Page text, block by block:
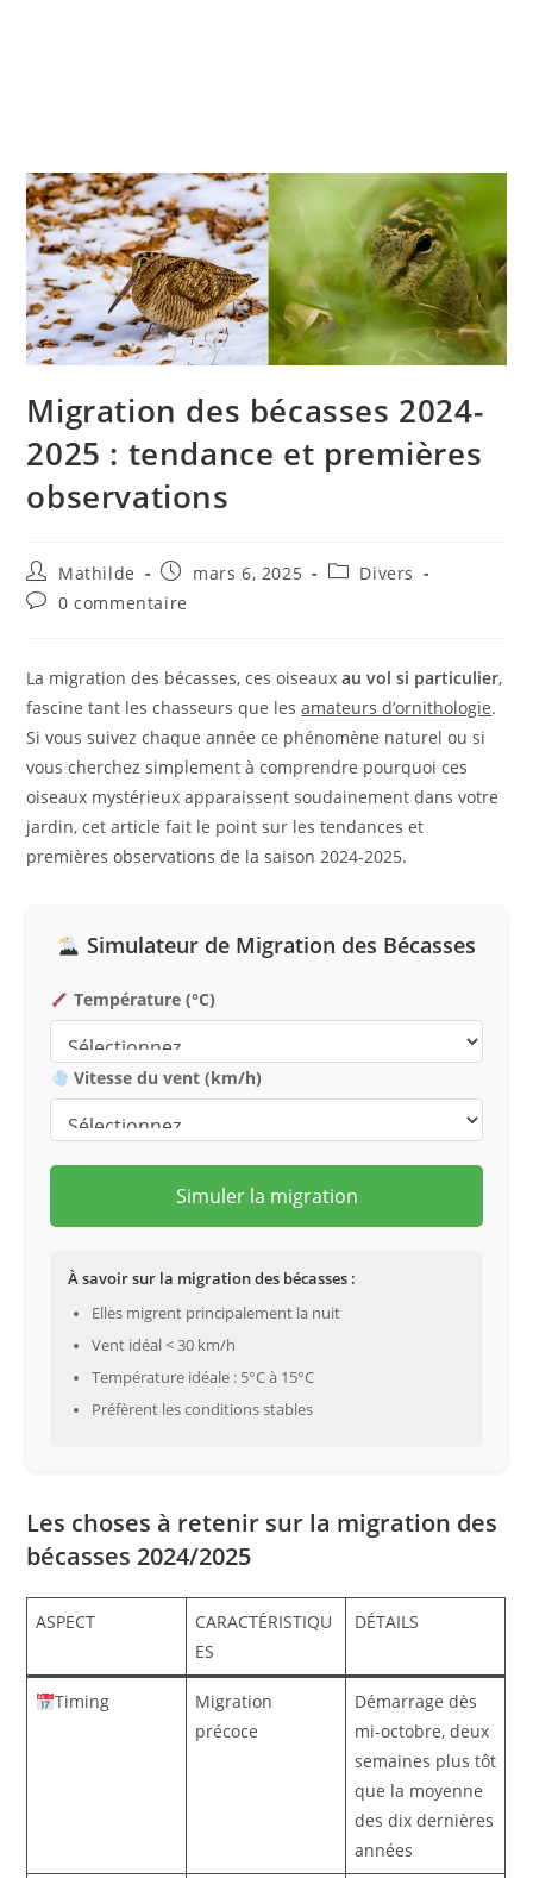
Migration des bécasses 2024-
2025 : tendance et premières
observations
Mathilde mars 6, 2025
Divers
0 commentaire
La migration des bécasses, ces oiseauxau vol si particulier,
fascine tant les chasseurs que lesamateurs d’ornithologie.
Si vous suivez chaque année ce phénomène naturel ou si
vous cherchez simplement à comprendre pourquoi ces
oiseaux mystérieux apparaissent soudainement dans votre
jardin, cet article fait le point sur les tendances et
premières observations de la saison 2024-2025.
Simulateur de Migration des Bécasses
Température (°C)
Vitesse du vent (km/h)
Simuler la migration
À savoir sur la migration des bécasses :
Elles migrent principalement la nuit
Vent idéal < 30 km/h
Température idéale : 5°C à 15°C
Préfèrent les conditions stables
Les choses à retenir sur la migration des
bécasses 2024/2025
ASPECT
CARACTÉRISTIQU
ES
DÉTAILS
Timing
Migration
précoce
Démarrage dès
mi-octobre, deux
semaines plus tôt
que la moyenne
des dix dernières
années